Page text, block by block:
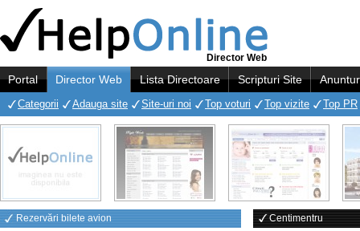
Director Web
Portal Director Web Lista Directoare Scripturi Site
Categorii Adauga site Site-uri noi Top voturi Top vizite Top PR
Rezervări bilete avion
Centimentru